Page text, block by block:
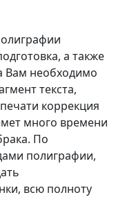
а также
Вам необходимо
текста,
коррекция
много времени
По
полиграфии,
всю полноту